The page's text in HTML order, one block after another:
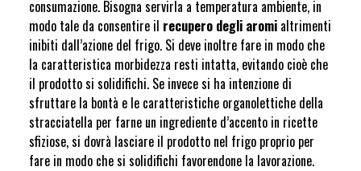
consumazione. Bisogna servirla a temperatura ambiente, in
modo tale da consentire il recupero degli aromi altrimenti
inibiti dall’azione del frigo. Si deve inoltre fare in modo che
la caratteristica morbidezza resti intatta, evitando cioè che
il prodotto si solidifichi. Se invece si ha intenzione di
sfruttare la bontà e le caratteristiche organolettiche della
stracciatella per farne un ingrediente d’accento in ricette
sfiziose, si dovrà lasciare il prodotto nel frigo proprio per
fare in modo che si solidifichi favorendone la lavorazione.